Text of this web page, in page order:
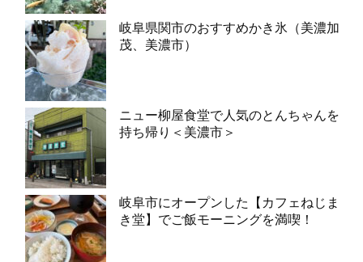
岐阜県関市のおすすめかき氷（美濃加
茂、美濃市）
ニュー柳屋食堂で人気のとんちゃんを
持ち帰り＜美濃市＞
岐阜市にオープンした【カフェねじま
き堂】でご飯モーニングを満喫！